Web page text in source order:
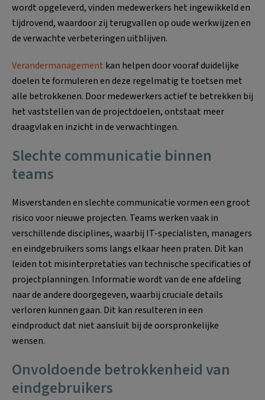
wordt opgeleverd, vinden medewerkers het ingewikkeld en
tijdrovend, waardoor zij terugvallen op oude werkwijzen en
de verwachte verbeteringen uitblijven.
Verandermanagement kan helpen door vooraf duidelijke
doelen te formuleren en deze regelmatig te toetsen met
alle betrokkenen. Door medewerkers actief te betrekken bij
het vaststellen van de projectdoelen, ontstaat meer
draagvlak en inzicht in de verwachtingen.
Slechte communicatie binnen
teams
Misverstanden en slechte communicatie vormen een groot
risico voor nieuwe projecten. Teams werken vaak in
verschillende disciplines, waarbij IT-specialisten, managers
en eindgebruikers soms langs elkaar heen praten. Dit kan
leiden tot misinterpretaties van technische specificaties of
projectplanningen. Informatie wordt van de ene afdeling
naar de andere doorgegeven, waarbij cruciale details
verloren kunnen gaan. Dit kan resulteren in een
eindproduct dat niet aansluit bij de oorspronkelijke
wensen.
Onvoldoende betrokkenheid van
eindgebruikers